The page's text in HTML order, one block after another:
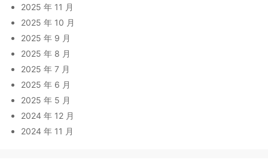
2025 年 11 月
2025 年 10 月
2025 年 9 月
2025 年 8 月
2025 年 7 月
2025 年 6 月
2025 年 5 月
2024 年 12 月
2024 年 11 月